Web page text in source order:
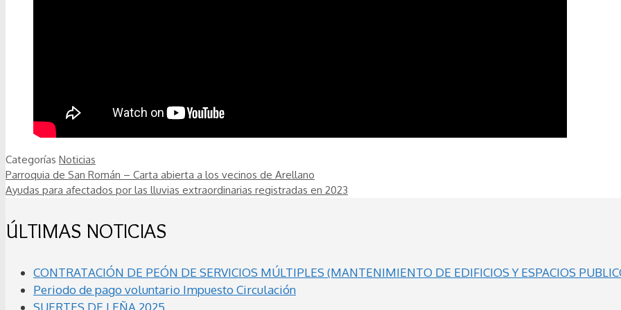
Categorías Noticias
Parroquia de San Román – Carta abierta a los vecinos de Arellano
Ayudas para afectados por las lluvias extraordinarias registradas en 2023
ÚLTIMAS NOTICIAS
CONTRATACIÓN DE PEÓN DE SERVICIOS MÚLTIPLES (MANTENIMIENTO DE EDIFICIOS Y ESPACIOS
Periodo de pago voluntario Impuesto Circulación
SUERTES DE LEÑA 2025